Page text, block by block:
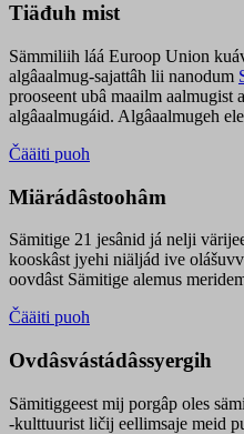
Tiäđuh mist
Sämmiliih láá Euroop Union
algâaalmug-sajattâh lii nanodum
prooseent ubâ maailm
algâaalmugáid. Algâaalmugeh
Čääiti puoh
Miärádâstoohâm
Sämitige 21 jesânid já nelji
kooskâst jyehi niäljád ive
oovdâst Sämitige alemus
Čääiti puoh
Ovdâsvástádâssyergih
Sämitiggeest mij porgâp oles
-kulttuurist ličij eellimsaje meid